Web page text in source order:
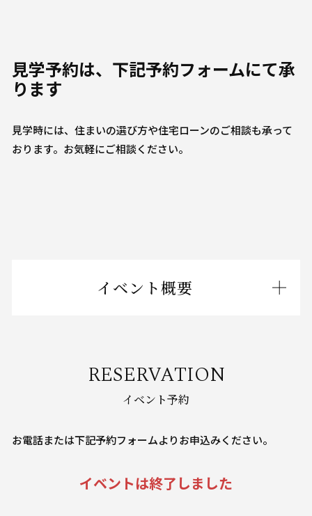
見学予約は、下記予約フォームにて承
ります
見学時には、住まいの選び方や住宅ローンのご相談も承って
おります。お気軽にご相談ください。
イベント概要
RESERVATION
イベント予約
お電話または下記予約フォームよりお申込みください。
イベントは終了しました